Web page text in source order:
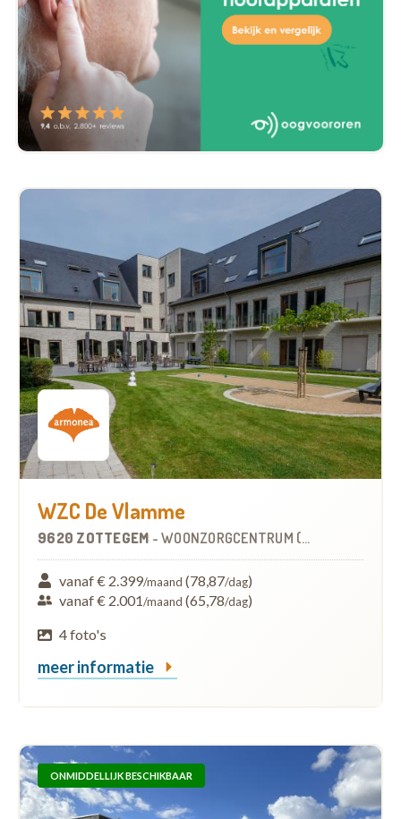
WZC De Vlamme
9620 ZOTTEGEM - WOONZORGCENTRUM (WZC)
vanaf € 2.399/maand (78,87/dag)
vanaf € 2.001/maand (65,78/dag)
4 foto's
meer informatie
ONMIDDELLIJK BESCHIKBAAR